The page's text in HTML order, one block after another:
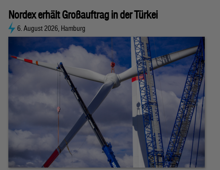
Nordex erhält Großauftrag in der Türkei
6. August 2026, Hamburg